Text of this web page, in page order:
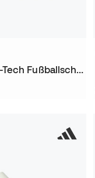
Predator Elite FT FG L-Tech Fußballschuhe